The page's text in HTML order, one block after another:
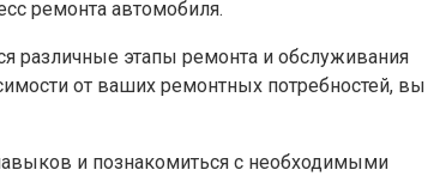
ремонта автомобиля.
различные этапы ремонта и обслуживания
от ваших ремонтных потребностей, вы
и познакомиться с необходимыми